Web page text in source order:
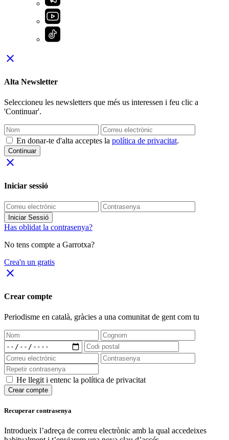
close
Alta Newsletter
Seleccioneu les newsletters que més us interessen i feu clic a
'Continuar'.
En donar-te d'alta acceptes la política de privacitat.
Continuar
close
Iniciar sessió
Iniciar Sessió
Has oblidat la contrasenya?
No tens compte a Garrotxa?
Crea'n un gratis
close
Crear compte
Periodisme en català, gràcies a una comunitat de gent com tu
He llegit i entenc la política de privacitat
Crear compte
Recuperar contrasenya
Introdueix l’adreça de correu electrònic amb la qual accedeixes